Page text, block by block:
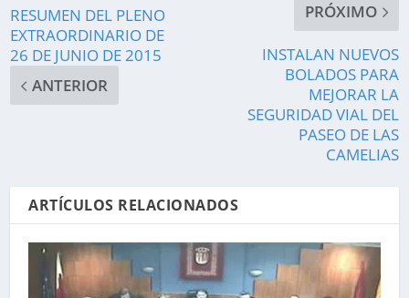
RESUMEN DEL PLENO
EXTRAORDINARIO DE
26 DE JUNIO DE 2015
ANTERIOR
PRÓXIMO
INSTALAN NUEVOS
BOLADOS PARA
MEJORAR LA
SEGURIDAD VIAL DEL
PASEO DE LAS
CAMELIAS
ARTÍCULOS RELACIONADOS